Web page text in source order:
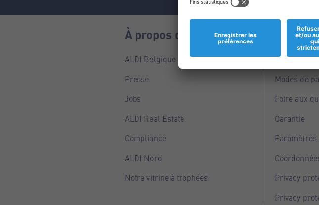
À propos de nous
ALDI Belgique
Presse
Jobs
ALDI Real Estate
Compliance
ALDI Nord
Notre vitrine à trophées
Magasins
Modes de
Foire aux
Garantie
Paramètres
Privacy
Privacy